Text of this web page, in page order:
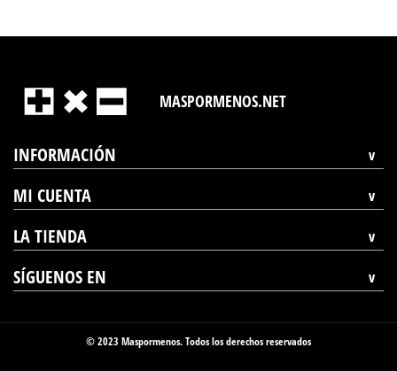
MASPORMENOS.NET
INFORMACIÓN
MI CUENTA
LA TIENDA
SÍGUENOS EN
© 2023 Maspormenos. Todos los derechos reservados